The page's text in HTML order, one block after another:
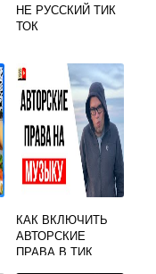
НЕ РУССКИЙ ТИК
ТОК
КАК ВКЛЮЧИТЬ
АВТОРСКИЕ
ПРАВА В ТИК